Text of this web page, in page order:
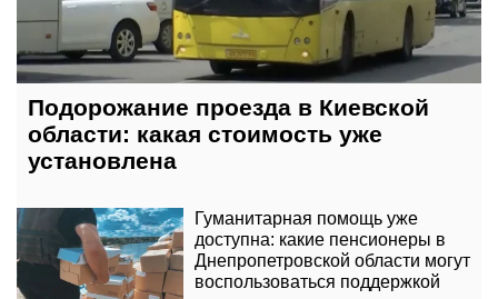
Подорожание проезда в Киевской
области: какая стоимость уже
установлена
Гуманитарная помощь уже
доступна: какие пенсионеры в
Днепропетровской области могут
воспользоваться поддержкой